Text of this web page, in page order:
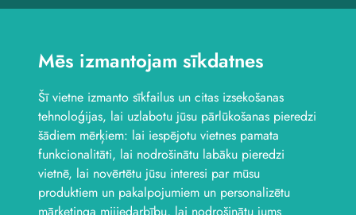
Mēs izmantojam sīkdatnes
Šī vietne izmanto sīkfailus un citas izsekošanas
tehnoloģijas, lai uzlabotu jūsu pārlūkošanas pieredzi
šādiem mērķiem: lai iespējotu vietnes pamata
funkcionalitāti, lai nodrošinātu labāku pieredzi
vietnē, lai novērtētu jūsu interesi par mūsu
produktiem un pakalpojumiem un personalizētu
Veikals Saldū, Kuldīgas
Veikals Jelgavā, Aviācijas
iela 8B
Seko mums